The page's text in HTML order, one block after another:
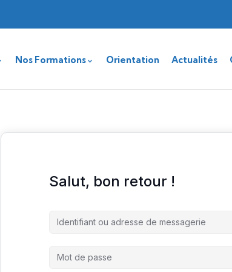
Nos Formations Orientation Actualités
Salut, bon retour !